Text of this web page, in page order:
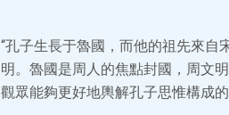
“孔子生長于魯國，而他的祖先來
明。魯國是周人的焦點封國，周文
觀眾能夠更好地輿解孔子思惟構成的